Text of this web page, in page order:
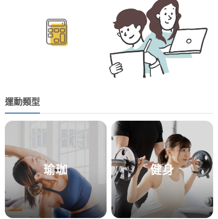
運動類型
瑜珈 健身